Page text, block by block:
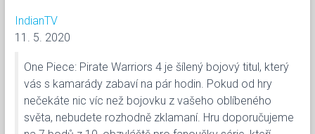
IndianTV
11. 5. 2020
One Piece: Pirate Warriors 4 je šílený bojový titul, který
vás s kamarády zabaví na pár hodin. Pokud od hry
nečekáte nic víc než bojovku z vašeho oblíbeného
světa, nebudete rozhodně zklamaní. Hru doporučujeme